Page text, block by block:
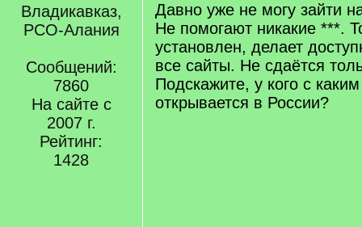
Владикавказ,
РСО-Алания
Сообщений:
7860
На сайте с
2007 г.
Рейтинг:
1428
Давно уже не могу зайти
Не помогают никакие ***.
установлен, делает
все сайты. Не сдаётся
Подскажите, у кого с
открывается в России?